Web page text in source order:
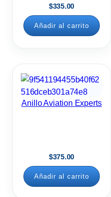
$335.00
Añadir al carrito
Anillo Aviation Experts
$375.00
Añadir al carrito